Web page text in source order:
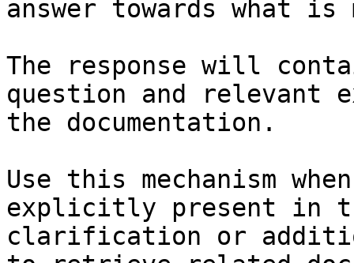
answer towards what
The response will
question and relevant
the documentation.
Use this mechanism
explicitly present in
clarification or